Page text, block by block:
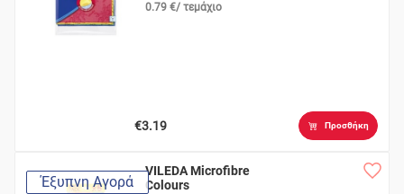
0.79 €/ τεμάχιο
€3.19 Προσθήκη
Έξυπνη Αγορά
VILEDA Microfibre
Colours